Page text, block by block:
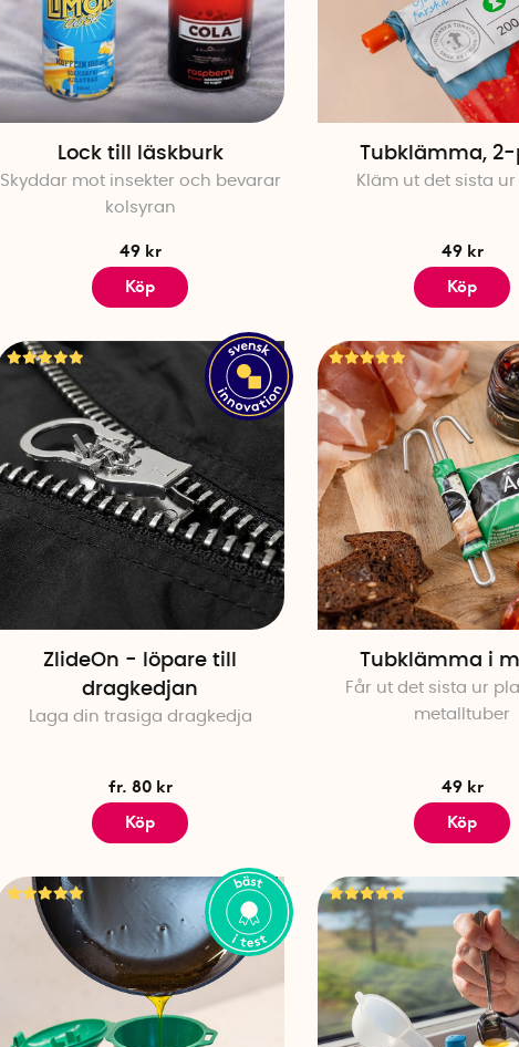
Lock till läskburk
Skyddar mot insekter och bevarar
kolsyran
49 kr
Köp
Tubklämma,
Kläm ut det sista
49 kr
Köp
ZlideOn - löpare till
dragkedjan
Laga din trasiga dragkedja
fr. 80 kr
Köp
Tubklämma i
Får ut det sista ur
metalltuber
49 kr
Köp